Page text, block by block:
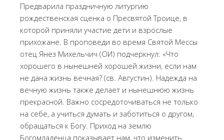
Предварила праздничную литургию
рождественская сценка о Пресвятой Троице, в
которой приняли участие дети и взрослые
прихожане. В проповеди во время Святой Мессы
отец Янез Михельчич (ОИ) подчеркнул: «Что
хорошего в нынешней хорошей жизни, если нам
не дана жизнь вечная? (св. Августин). Надежда на
вечную жизнь также делает и нынешнюю жизнь
прекрасной. Важно сосредоточиваться не только
на себе, а учиться думать и заботиться о другом,
обращаться к Богу. Приход на землю
Богомладенца показывает нам, что изменить